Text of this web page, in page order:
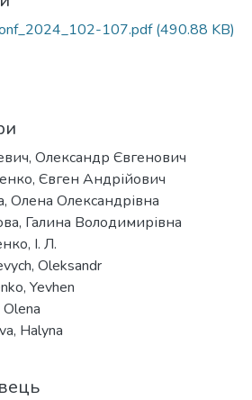
107.pdf(490.88 KB)
Олександр Євгенович
Євген Андрійович
Олена Олександрівна
Галина Володимирівна
І. Л.
Oleksandr
Yevhen
Halyna